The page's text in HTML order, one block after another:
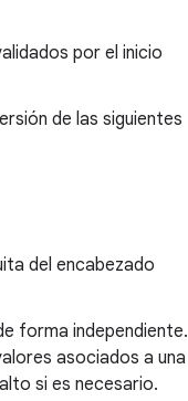
por el inicio
de las siguientes
del encabezado
forma independiente.
asociados a una
si es necesario.